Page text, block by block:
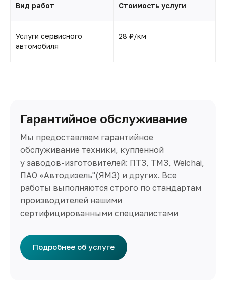
Вид работ Стоимость услуги
Услуги сервисного
автомобиля
28 ₽/км
Гарантийное обслуживание
Мы предоставляем гарантийное
обслуживание техники, купленной
у заводов-изготовителей: ПТЗ, ТМЗ, Weichai,
ПАО «Автодизель"(ЯМЗ) и других. Все
работы выполняются строго по стандартам
производителей нашими
сертифицированными специалистами
Подробнее об услуге